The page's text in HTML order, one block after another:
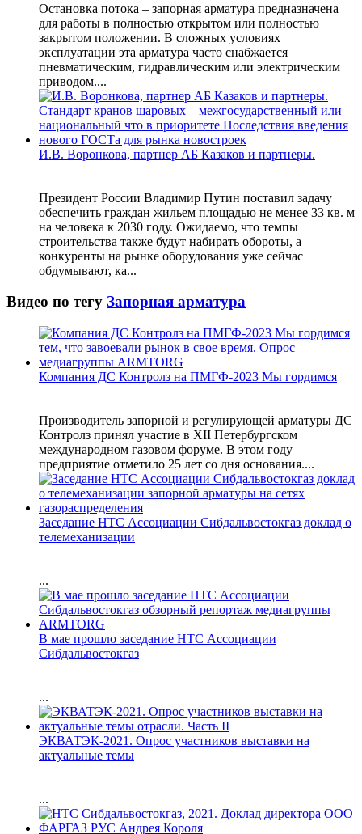
Остановка потока – запорная арматура предназначена
для работы в полностью открытом или полностью
закрытом положении. В сложных условиях
эксплуатации эта арматура часто снабжается
пневматическим, гидравлическим или электрическим
приводом....
И.В. Воронкова, партнер АБ Казаков и партнеры.
Президент России Владимир Путин поставил задачу
обеспечить граждан жильем площадью не менее 33 кв. м
на человека к 2030 году. Ожидаемо, что темпы
строительства также будут набирать обороты, а
конкуренты на рынке оборудования уже сейчас
обдумывают, ка...
Видео по тегу Запорная арматура
Компания ДС Контролз на ПМГФ-2023 Мы гордимся
Производитель запорной и регулирующей арматуры ДС
Контролз принял участие в XII Петербургском
международном газовом форуме. В этом году
предприятие отметило 25 лет со дня основания....
Заседание НТС Ассоциации Сибдальвостокгаз доклад о
телемеханизации
...
В мае прошло заседание НТС Ассоциации
Сибдальвостокгаз
...
ЭКВАТЭК-2021. Опрос участников выставки на
актуальные темы
...